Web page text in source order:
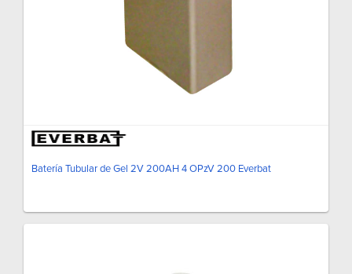
Batería Tubular de Gel 2V 200AH 4 OPzV 200 Everbat